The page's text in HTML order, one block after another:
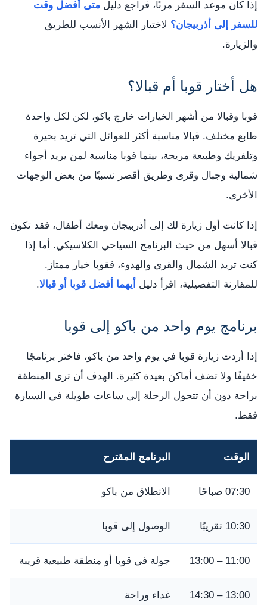
إذا كان موعد السفر مرنًا، فراجع دليل متى أفضل وقت
للسفر إلى أذربيجان؟ لاختيار الشهر الأنسب للطريق
والزيارة.
هل أختار قوبا أم قبالا؟
قوبا وقبالا من أشهر الخيارات خارج باكو، لكن لكل واحدة
طابع مختلف. قبالا مناسبة أكثر للعوائل التي تريد بحيرة
وتلفريك وطبيعة مريحة، بينما قوبا مناسبة لمن يريد أجواء
شمالية وجبال وقرى وطريق أقصر نسبيًا من بعض الوجهات
الأخرى.
إذا كانت أول زيارة لك إلى أذربيجان ومعك أطفال، فقد تكون
قبالا أسهل من حيث البرنامج السياحي الكلاسيكي. أما إذا
كنت تريد الشمال والقرى والهدوء، فقوبا خيار ممتاز.
للمقارنة التفصيلية، اقرأ دليل
أيهما أفضل قوبا أو قبالا.
برنامج يوم واحد من باكو إلى قوبا
إذا أردت زيارة قوبا في يوم واحد من باكو، فاختر برنامجًا
خفيفًا ولا تضف أماكن بعيدة كثيرة. الهدف أن ترى المنطقة
براحة دون أن تتحول الرحلة إلى ساعات طويلة في السيارة
فقط.
الوقت البرنامج المقترح
07:30 صباحًا الانطلاق من باكو
10:30 تقريبًا الوصول إلى قوبا
11:00 – 13:00 جولة في قوبا أو منطقة طبيعية قريبة
13:00 – 14:30 غداء وراحة